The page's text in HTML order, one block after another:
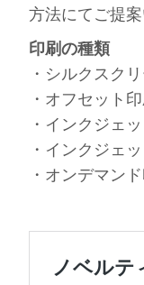
方法にてご提案
印刷の種類
・シルクスク
・オフセット印
・インクジェ
・インクジェ
・オンデマン